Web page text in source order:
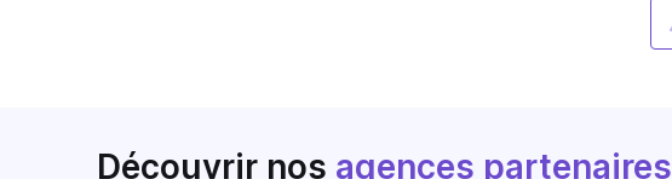
Découvrir nos agences partenaires